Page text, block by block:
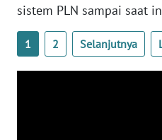
sistem PLN sampai saat
1 2 Selanjutnya
WN
NTB
WN